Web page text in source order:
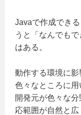
Javaで作成でき
うと「なんでも
はある。
動作する環境に
色々なところに
開発元が色々な
応範囲が自然と広